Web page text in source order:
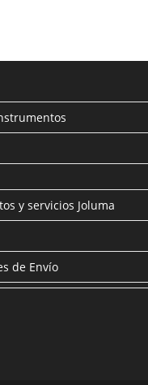
y servicios Joluma
de Envío